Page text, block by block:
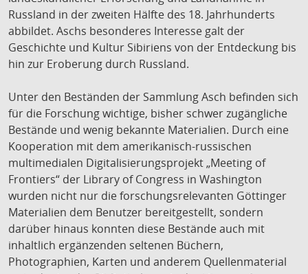
Russland in der zweiten Hälfte des 18. Jahrhunderts
abbildet. Aschs besonderes Interesse galt der
Geschichte und Kultur Sibiriens von der Entdeckung bis
hin zur Eroberung durch Russland.
Unter den Beständen der Sammlung Asch befinden sich
für die Forschung wichtige, bisher schwer zugängliche
Bestände und wenig bekannte Materialien. Durch eine
Kooperation mit dem amerikanisch-russischen
multimedialen Digitalisierungsprojekt „Meeting of
Frontiers“ der Library of Congress in Washington
wurden nicht nur die forschungsrelevanten Göttinger
Materialien dem Benutzer bereitgestellt, sondern
darüber hinaus konnten diese Bestände auch mit
inhaltlich ergänzenden seltenen Büchern,
Photographien, Karten und anderem Quellenmaterial